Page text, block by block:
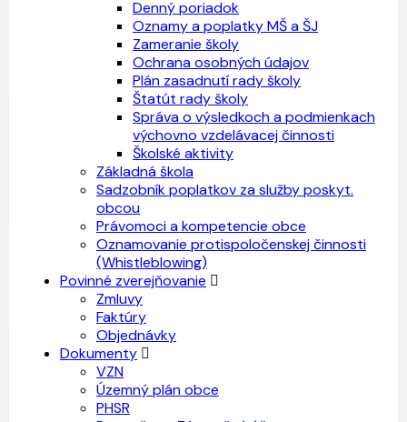
Denný poriadok
Oznamy a poplatky MŠ a ŠJ
Zameranie školy
Ochrana osobných údajov
Plán zasadnutí rady školy
Štatút rady školy
Správa o výsledkoch a podmienkach
výchovno vzdelávacej činnosti
Školské aktivity
Základná škola
Sadzobník poplatkov za služby poskyt.
obcou
Právomoci a kompetencie obce
Oznamovanie protispoločenskej činnosti
(Whistleblowing)
Povinné zverejňovanie
Zmluvy
Faktúry
Objednávky
Dokumenty
VZN
Územný plán obce
PHSR